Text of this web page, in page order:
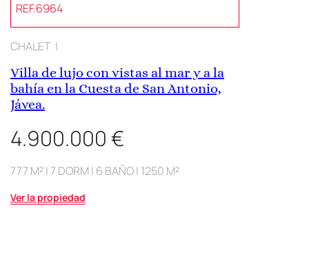
REF.6964
CHALET |
Villa de lujo con vistas al mar y a la
bahía en la Cuesta de San Antonio,
Jávea.
4.900.000 €
777 M² | 7 DORM | 6 BAÑO | 1250 M²
Ver la propiedad